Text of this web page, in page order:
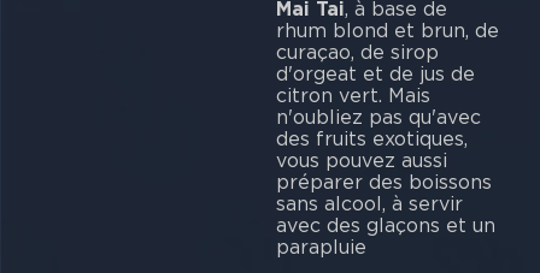
Mai Tai, à base de
rhum blond et brun, de
curaçao, de sirop
d'orgeat et de jus de
citron vert. Mais
n'oubliez pas qu'avec
des fruits exotiques,
vous pouvez aussi
préparer des boissons
sans alcool, à servir
avec des glaçons et un